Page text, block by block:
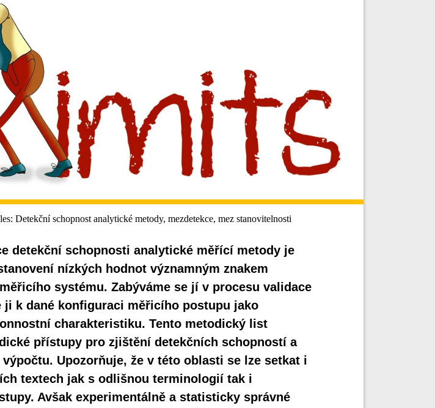
Detekční schopnost analytické metody, mezdetekce, mez stanovitelnosti
detekční schopnosti analytické měřící metody je
nízkých hodnot významným znakem
systému. Zabýváme se jí v procesu validace
ji k dané konfiguraci měřicího postupu jako
charakteristiku. Tento metodický list
přístupy pro zjištění detekčních schopností a
Upozorňuje, že v této oblasti se lze setkat i
textech jak s odlišnou terminologií tak i
Avšak experimentálně a statisticky správné